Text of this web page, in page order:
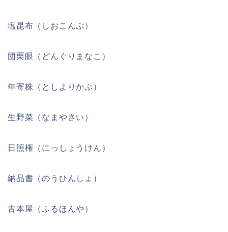
塩昆布（しおこんぶ）
団栗眼（どんぐりまなこ）
年寄株（としよりかぶ）
生野菜（なまやさい）
日照権（にっしょうけん）
納品書（のうひんしょ）
古本屋（ふるほんや）